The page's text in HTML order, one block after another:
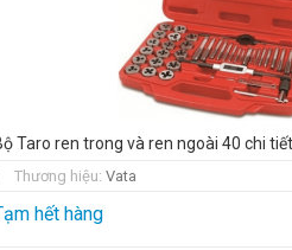
Taro ren trong và ren ngoài 40 chi
Thương hiệu: Vata
hết hàng